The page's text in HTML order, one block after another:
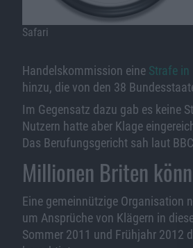
Safari
Handelskommission eine Strafe in
hinzu, die von den 38
Im Gegensatz dazu gab es keine
Nutzern hatte aber Klage
Das Berufungsgericht sah laut
Millionen Briten
Eine gemeinnützige Organisation
um Ansprüche von Klägern in
Sommer 2011 und Frühjahr 2012